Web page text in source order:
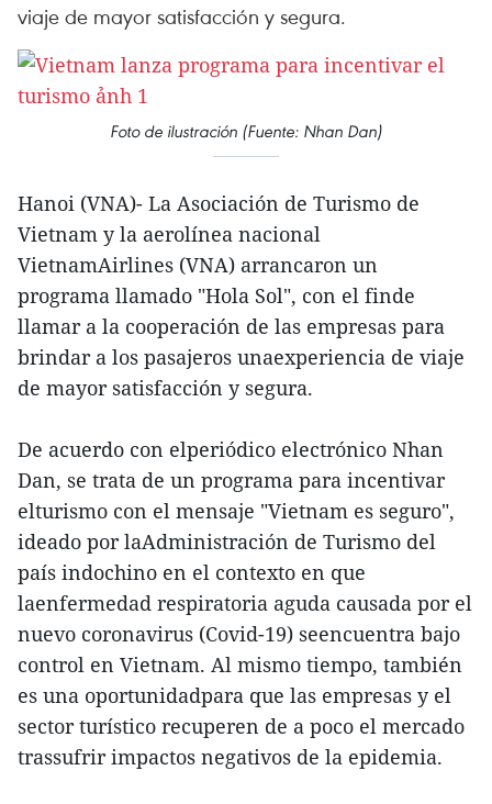
viaje de mayor satisfacción y segura.
Foto de ilustración (Fuente: Nhan Dan)
Hanoi (VNA)- La Asociación de Turismo de
Vietnam y la aerolínea nacional
VietnamAirlines (VNA) arrancaron un
programa llamado "Hola Sol", con el finde
llamar a la cooperación de las empresas para
brindar a los pasajeros unaexperiencia de viaje
de mayor satisfacción y segura.
De acuerdo con elperiódico electrónico Nhan
Dan, se trata de un programa para incentivar
elturismo con el mensaje "Vietnam es seguro",
ideado por laAdministración de Turismo del
país indochino en el contexto en que
laenfermedad respiratoria aguda causada por el
nuevo coronavirus (Covid-19) seencuentra bajo
control en Vietnam. Al mismo tiempo, también
es una oportunidadpara que las empresas y el
sector turístico recuperen de a poco el mercado
trassufrir impactos negativos de la epidemia.